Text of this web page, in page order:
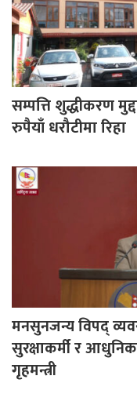
सम्पत्ति शुद्धीकरण
रुपैयाँ धरौटीमा रिहा
मनसुनजन्य विपद्
सुरक्षाकर्मी र
गृहमन्त्री